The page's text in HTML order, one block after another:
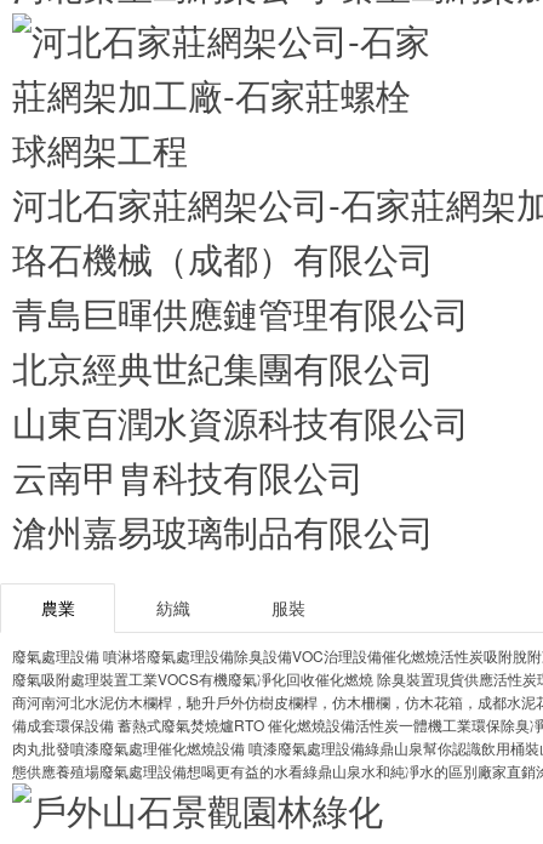
河北石家莊網架公司-石家莊網架
珞石機械（成都）有限公司
青島巨暉供應鏈管理有限公司
北京經典世紀集團有限公司
山東百潤水資源科技有限公司
云南甲胄科技有限公司
滄州嘉易玻璃制品有限公司
農業 紡織 服裝
廢氣處理設備 噴淋塔廢氣處理設備除臭設備VOC治理設備催化燃燒活性炭吸附脫
廢氣吸附處理裝置工業VOCS有機廢氣凈化回收催化燃燒 除臭裝置現貨供應活性炭
商河南河北水泥仿木欄桿，馳升戶外仿樹皮欄桿，仿木柵欄，仿木花箱，成都水泥
備成套環保設備 蓄熱式廢氣焚燒爐RTO 催化燃燒設備活性炭一體機工業環保除臭
肉丸批發噴漆廢氣處理催化燃燒設備 噴漆廢氣處理設備綠鼎山泉幫你認識飲用桶
態供應養殖場廢氣處理設備想喝更有益的水看綠鼎山泉水和純凈水的區別廠家直銷